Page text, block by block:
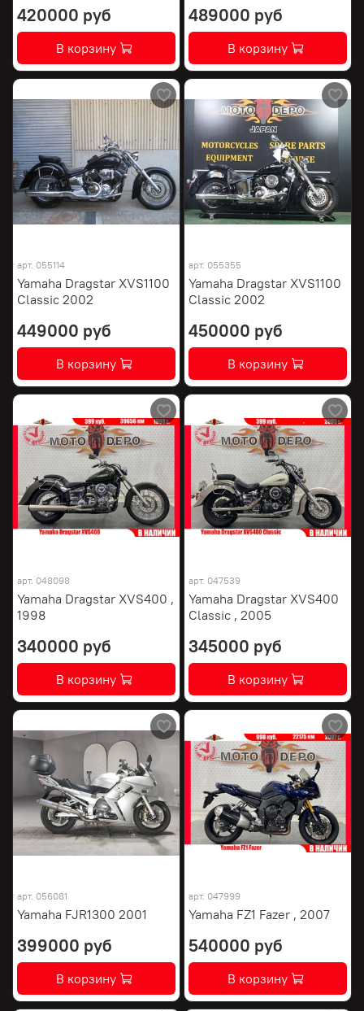
420000 руб
В корзину
489000 руб
В корзину
арт. 055114
Yamaha Dragstar XVS1100
Classic 2002
449000 руб
В корзину
арт. 055355
Yamaha Dragstar XVS1100
Classic 2002
450000 руб
В корзину
арт. 048098
Yamaha Dragstar XVS400 ,
1998
340000 руб
В корзину
арт. 047539
Yamaha Dragstar XVS400
Classic , 2005
345000 руб
В корзину
арт. 056081
Yamaha FJR1300 2001
399000 руб
В корзину
арт. 047999
Yamaha FZ1 Fazer , 2007
540000 руб
В корзину